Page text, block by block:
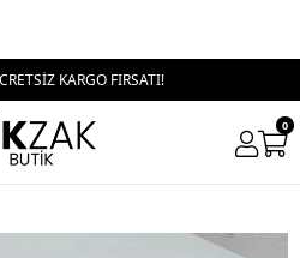
KARGO FIRSATI!
0